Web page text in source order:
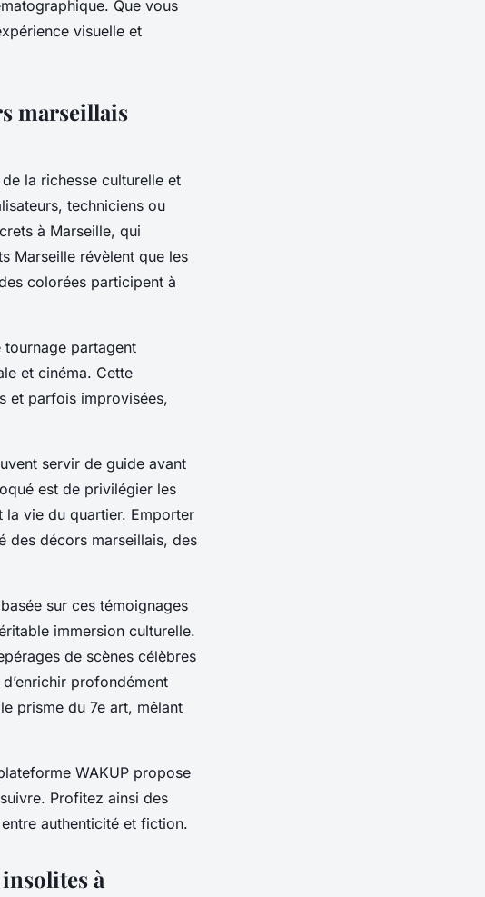
Que vous
visuelle et
marseillais
la richesse culturelle et
techniciens ou
à Marseille, qui
Marseille révèlent que les
colorées participent à
partagent
et cinéma. Cette
et parfois improvisées,
servir de guide avant
est de privilégier les
la vie du quartier. Emporter
des décors marseillais, des
sur ces témoignages
immersion culturelle.
de scènes célèbres
profondément
prisme du 7e art, mêlant
WAKUP propose
Profitez ainsi des
authenticité et fiction.
à